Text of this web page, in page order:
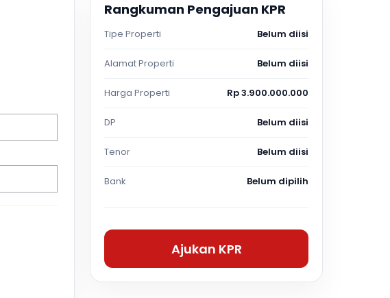
Rangkuman Pengajuan KPR
Tipe Properti Belum diisi
Alamat Properti Belum diisi
Harga Properti Rp 3.900.000.000
DP Belum diisi
Tenor Belum diisi
Bank Belum dipilih
Ajukan KPR